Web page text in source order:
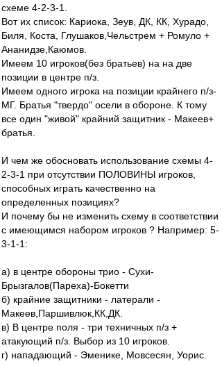
схеме 4-2-3-1.
Вот их список: Кариока, Зеув, ДК, КК, Хурадо,
Биля, Коста, Глушаков,Чельстрем + Ромуло +
Ананидзе,Каюмов.
Имеем 10 игроков(без братьев) на на две
позиции в центре п/з.
Имеем одного игрока на позиции крайнего п/з-
МГ. Братья "твердо" осели в обороне. К тому
все один "живой" крайний защитник - Макеев+
братья.
И чем же обосновать использование схемы 4-
2-3-1 при отсутствии ПОЛОВИНЫ игроков,
способных играть качественно на
определенных позициях?
И почему бы не изменить схему в соответствии
с имеющимся набором игроков ? Например: 5-
3-1-1:
а) в центре обороны трио - Сухи-
Брызгалов(Пареха)-Бокетти
б) крайние защитники - латерали -
Макеев,Паршивлюк,КК,ДК.
в) В центре поля - три техничных п/з +
атакующий п/з. Выбор из 10 игроков.
г) нападающий - Эменике, Мовсесян, Уорис.